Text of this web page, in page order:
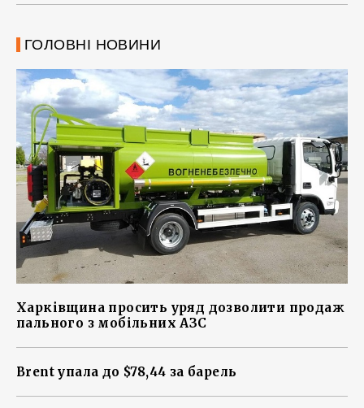
ГОЛОВНІ НОВИНИ
Харківщина просить уряд дозволити продаж
пального з мобільних АЗС
Brent упала до $78,44 за барель